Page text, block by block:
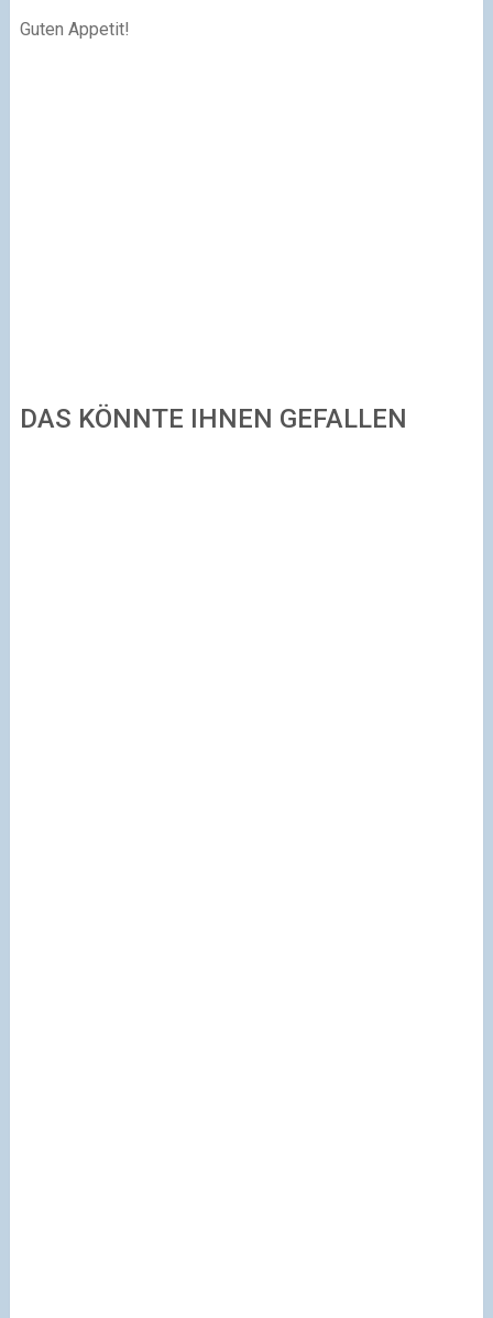
Guten Appetit!
DAS KÖNNTE IHNEN GEFALLEN